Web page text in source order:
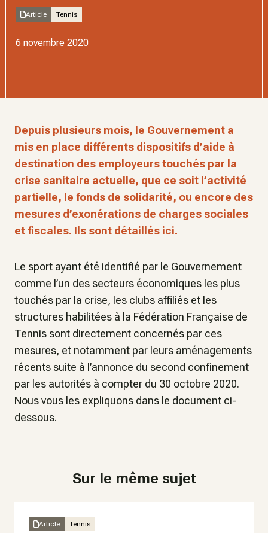
Article Tennis
6 novembre 2020
Depuis plusieurs mois, le Gouvernement a
mis en place différents dispositifs d’aide à
destination des employeurs touchés par la
crise sanitaire actuelle, que ce soit l’activité
partielle, le fonds de solidarité, ou encore des
mesures d’exonérations de charges sociales
et fiscales. Ils sont détaillés ici.
Le sport ayant été identifié par le Gouvernement
comme l’un des secteurs économiques les plus
touchés par la crise, les clubs affiliés et les
structures habilitées à la Fédération Française de
Tennis sont directement concernés par ces
mesures, et notamment par leurs aménagements
récents suite à l’annonce du second confinement
par les autorités à compter du 30 octobre 2020.
Nous vous les expliquons dans le document ci-
dessous.
Sur le même sujet
Article Tennis